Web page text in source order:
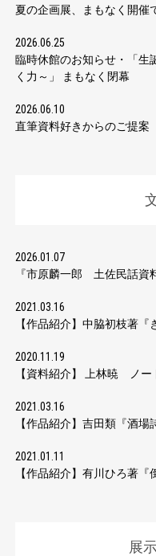
夏の企画展、まもなく開催
2026.06.25
臨時休館のお知らせ・「生
く力～」 まもなく閉幕
2026.06.10
直筆資料好きからのご提案
2026.01.07
『市原麟一郎 土佐民話資
2021.03.16
【作品紹介】中脇初枝著『
2020.11.19
【資料紹介】 上林暁 ノー
2021.03.16
【作品紹介】吉田類『酒場
2021.01.11
【作品紹介】有川ひろ著『
展